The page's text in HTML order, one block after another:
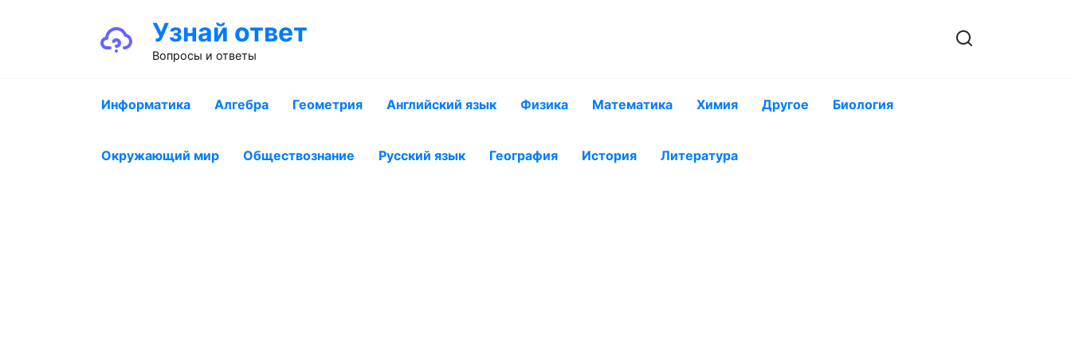
Узнай ответ
Вопросы и ответы
Информатика Алгебра Геометрия Английский язык Физика Математика Химия Другое Биология
Окружающий мир Обществознание Русский язык География История Литература